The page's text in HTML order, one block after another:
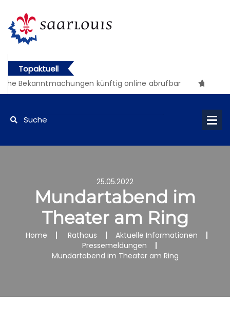
Topaktuell
Bekanntmachungen künftig online abrufbar
25.05.2022
Mundartabend im
Theater am Ring
Home Rathaus
Aktuelle Informationen
Pressemeldungen
Mundartabend im Theater am Ring